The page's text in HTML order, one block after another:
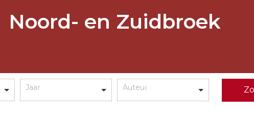
Noord- en Zuidbroek